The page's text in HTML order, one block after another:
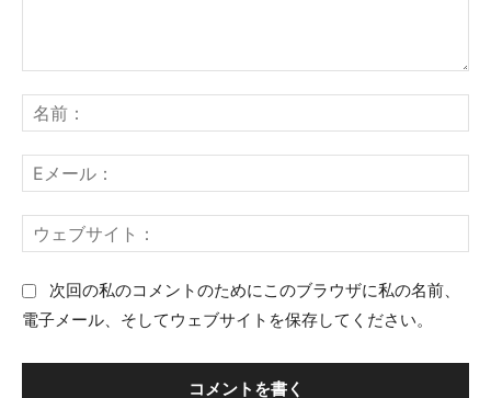
メ
ト
：
前
メ
ル
ェ
次回の私のコメントのためにこのブラウザに私の名前、
電子メール、そしてウェブサイトを保存してください。